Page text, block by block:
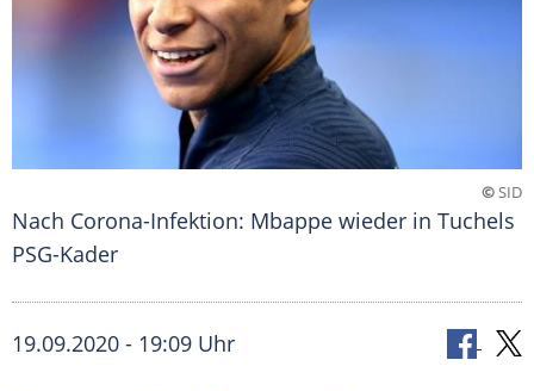
©SID
Nach Corona-Infektion: Mbappe wieder in Tuchels
PSG-Kader
19.09.2020 - 19:09 Uhr